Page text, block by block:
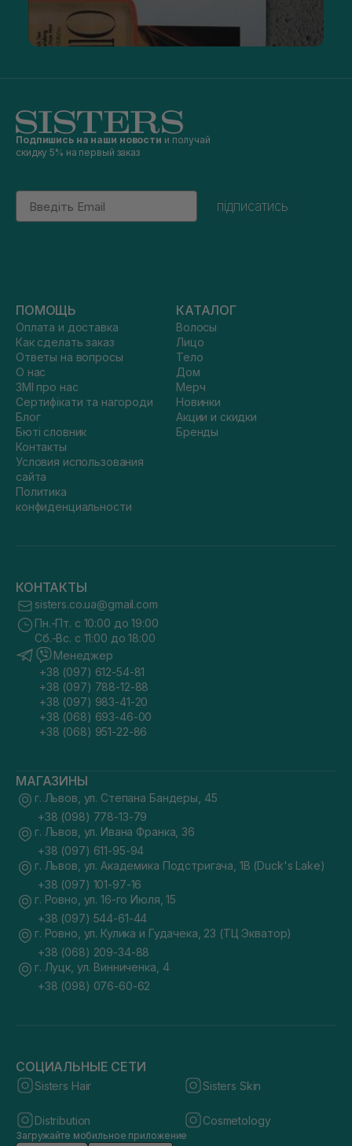
Подпишись на наши новости и получай
скидку 5% на первый заказ
Email
підписатись
ПОМОЩЬ
Оплата и доставка
Как сделать заказ
Ответы на вопросы
О нас
ЗМІ про нас
Сертифікати та нагороди
Блог
Бюті словник
Контакты
Условия использования
сайта
Политика
конфиденциальности
КАТАЛОГ
Волосы
Лицо
Тело
Дом
Мерч
Новинки
Акции и скидки
Бренды
КОНТАКТЫ
sisters.co.ua@gmail.com
Пн.-Пт. с 10:00 до 19:00
Сб.-Вс. с 11:00 до 18:00
Менеджер
+38 (097) 612-54-81
+38 (097) 788-12-88
+38 (097) 983-41-20
+38 (068) 693-46-00
+38 (068) 951-22-86
МАГАЗИНЫ
г. Львов, ул. Степана Бандеры, 45
+38 (098) 778-13-79
г. Львов, ул. Ивана Франка, 36
+38 (097) 611-95-94
г. Львов, ул. Академика Подстригача, 1В (Duck's Lake)
+38 (097) 101-97-16
г. Ровно, ул. 16-го Июля, 15
+38 (097) 544-61-44
г. Ровно, ул. Кулика и Гудачека, 23 (ТЦ Экватор)
+38 (068) 209-34-88
г. Луцк, ул. Винниченка, 4
+38 (098) 076-60-62
СОЦИАЛЬНЫЕ СЕТИ
Sisters Hair Sisters Skin
Distribution Cosmetology
Загружайте мобильное приложение